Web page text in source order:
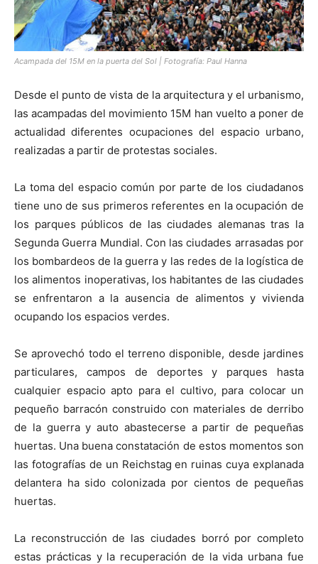
Acampada del 15M en la puerta del Sol | Fotografía: Paul Hanna
Desde el punto de vista de la arquitectura y el urbanismo,
las acampadas del movimiento 15M han vuelto a poner de
actualidad diferentes ocupaciones del espacio urbano,
realizadas a partir de protestas sociales.
La toma del espacio común por parte de los ciudadanos
tiene uno de sus primeros referentes en la ocupación de
los parques públicos de las ciudades alemanas tras la
Segunda Guerra Mundial. Con las ciudades arrasadas por
los bombardeos de la guerra y las redes de la logística de
los alimentos inoperativas, los habitantes de las ciudades
se enfrentaron a la ausencia de alimentos y vivienda
ocupando los espacios verdes.
Se aprovechó todo el terreno disponible, desde jardines
particulares, campos de deportes y parques hasta
cualquier espacio apto para el cultivo, para colocar un
pequeño barracón construido con materiales de derribo
de la guerra y auto abastecerse a partir de pequeñas
huertas. Una buena constatación de estos momentos son
las fotografías de un Reichstag en ruinas cuya explanada
delantera ha sido colonizada por cientos de pequeñas
huertas.
La reconstrucción de las ciudades borró por completo
estas prácticas y la recuperación de la vida urbana fue